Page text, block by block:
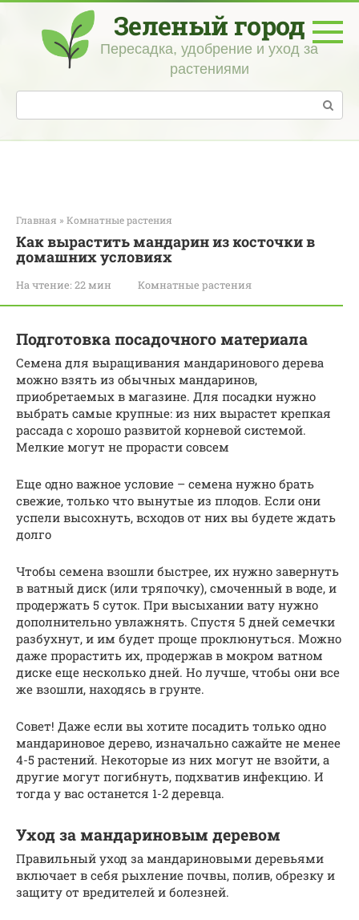
Перейти
контенту
Зеленый город
Пересадка, удобрение и уход за
растениями
Поиск:
Главная » Комнатные растения
Как вырастить мандарин из косточки в
домашних условиях
На чтение: 22 мин Комнатные растения
Подготовка посадочного материала
Семена для выращивания мандаринового дерева
можно взять из обычных мандаринов,
приобретаемых в магазине. Для посадки нужно
выбрать самые крупные: из них вырастет крепкая
рассада с хорошо развитой корневой системой.
Мелкие могут не прорасти совсем
Еще одно важное условие – семена нужно брать
свежие, только что вынутые из плодов. Если они
успели высохнуть, всходов от них вы будете ждать
долго
Чтобы семена взошли быстрее, их нужно завернуть
в ватный диск (или тряпочку), смоченный в воде, и
продержать 5 суток. При высыхании вату нужно
дополнительно увлажнять. Спустя 5 дней семечки
разбухнут, и им будет проще проклюнуться. Можно
даже прорастить их, продержав в мокром ватном
диске еще несколько дней. Но лучше, чтобы они все
же взошли, находясь в грунте.
Совет! Даже если вы хотите посадить только одно
мандариновое дерево, изначально сажайте не менее
4-5 растений. Некоторые из них могут не взойти, а
другие могут погибнуть, подхватив инфекцию. И
тогда у вас останется 1-2 деревца.
Уход за мандариновым деревом
Правильный уход за мандариновыми деревьями
включает в себя рыхление почвы, полив, обрезку и
защиту от вредителей и болезней.